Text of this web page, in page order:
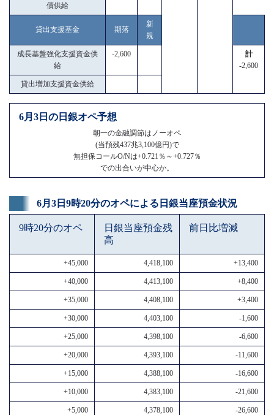
債供給
貸出支援基金 期落
新
規
成長基盤強化支援資金供
給
-2,600
計
-2,600
貸出増加支援資金供給
6月3日の日銀オペ予想
朝一の金融調節はノーオペ
(当預残437兆3,100億円)で
無担保コールO/Nは+0.721％～+0.727％
での出合いが中心か。
6月3日9時20分のオペによる日銀当座預金状況
9時20分のオペ
日銀当座預金残
高
前日比増減
+45,000 4,418,100 +13,400
+40,000 4,413,100 +8,400
+35,000 4,408,100 +3,400
+30,000 4,403,100 -1,600
+25,000 4,398,100 -6,600
+20,000 4,393,100 -11,600
+15,000 4,388,100 -16,600
+10,000 4,383,100 -21,600
+5,000 4,378,100 -26,600